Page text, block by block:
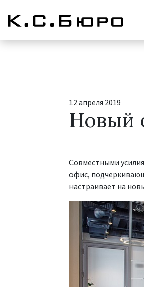
12 апреля 2019
Новый
Совместными
офис,
настраивает на